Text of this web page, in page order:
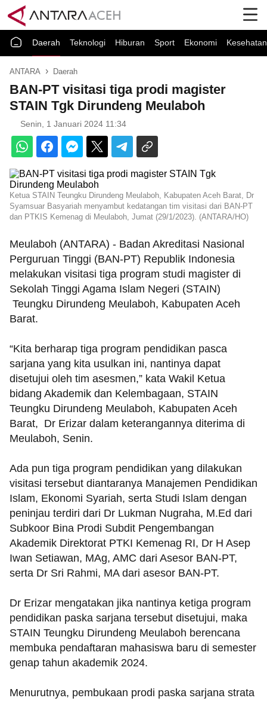
Daerah Teknologi Hiburan Sport Ekonomi Kesehatan
ANTARA Daerah
BAN-PT visitasi tiga prodi magister
STAIN Tgk Dirundeng Meulaboh
Senin, 1 Januari 2024 11:34
Ketua STAIN Teungku Dirundeng Meulaboh, Kabupaten Aceh Barat, Dr
Syamsuar Basyariah menyambut kedatangan tim visitasi dari BAN-PT
dan PTKIS Kemenag di Meulaboh, Jumat (29/1/2023). (ANTARA/HO)
Meulaboh (ANTARA) - Badan Akreditasi Nasional
Perguruan Tinggi (BAN-PT) Republik Indonesia
melakukan visitasi tiga program studi magister di
Sekolah Tinggi Agama Islam Negeri (STAIN)
Teungku Dirundeng Meulaboh, Kabupaten Aceh
Barat.
“Kita berharap tiga program pendidikan pasca
sarjana yang kita usulkan ini, nantinya dapat
disetujui oleh tim asesmen,” kata Wakil Ketua
bidang Akademik dan Kelembagaan, STAIN
Teungku Dirundeng Meulaboh, Kabupaten Aceh
Barat, Dr Erizar dalam keterangannya diterima di
Meulaboh, Senin.
Ada pun tiga program pendidikan yang dilakukan
visitasi tersebut diantaranya Manajemen Pendidikan
Islam, Ekonomi Syariah, serta Studi Islam dengan
peninjau terdiri dari Dr Lukman Nugraha, M.Ed dari
Subkoor Bina Prodi Subdit Pengembangan
Akademik Direktorat PTKI Kemenag RI, Dr H Asep
Iwan Setiawan, MAg, AMC dari Asesor BAN-PT,
serta Dr Sri Rahmi, MA dari asesor BAN-PT.
Dr Erizar mengatakan jika nantinya ketiga program
pendidikan paska sarjana tersebut disetujui, maka
STAIN Teungku Dirundeng Meulaboh berencana
membuka pendaftaran mahasiswa baru di semester
genap tahun akademik 2024.
Menurutnya, pembukaan prodi paska sarjana strata